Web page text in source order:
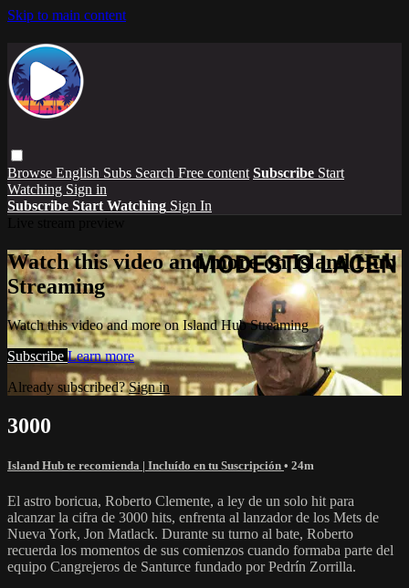
Skip to main content
Browse English Subs Search Free content Subscribe Start
Watching Sign in
Subscribe Start Watching Sign In
Watch this video and more on Island Hub
Streaming
Watch this video and more on Island Hub Streaming
Subscribe Learn more
Already subscribed?Sign in
3000
Island Hub te recomienda | Incluído en tu Suscripción • 24m
El astro boricua, Roberto Clemente, a ley de un solo hit para
alcanzar la cifra de 3000 hits, enfrenta al lanzador de los Mets de
Nueva York, Jon Matlack. Durante su turno al bate, Roberto
recuerda los momentos de sus comienzos cuando formaba parte del
equipo Cangrejeros de Santurce fundado por Pedrín Zorrilla.